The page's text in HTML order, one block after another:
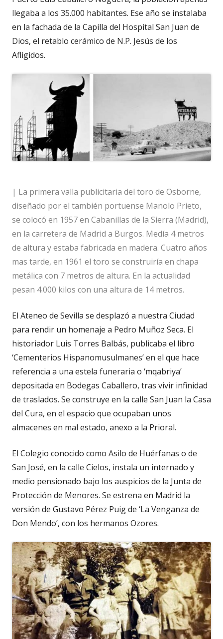
llegaba a los 35.000 habitantes. Ese año se instalaba
en la fachada de la Capilla del Hospital San Juan de
Dios, el retablo cerámico de N.P. Jesús de los
Afligidos.
| La primera valla publicitaria del toro de Osborne,
diseñado por el también portuense Manolo Prieto,
se colocó en 1957 en Cabanillas de la Sierra (Madrid),
en la carretera de Madrid a Burgos. Medía 4 metros
de altura y estaba fabricada en madera. Cuatro años
mas tarde, en 1961 el toro se construiría en chapa
metálica con 7 metros de altura. En la actualidad
pesan 4.000 kilos con una altura de 14 metros.
El Ateneo de Sevilla se desplazó a nuestra Ciudad
para rendir un homenaje a Pedro Muñoz Seca. El
historiador Luis Torres Balbás, publicaba el libro
‘Cementerios Hispanomusulmanes’ en el que hace
referencia a una estela funeraria o ‘mqabriya’
depositada en Bodegas Caballero, tras vivir infinidad
de traslados. Se construye en la calle San Juan la Casa
del Cura, en el espacio que ocupaban unos
almacenes en mal estado, anexo a la Prioral.
El Colegio conocido como Asilo de Huérfanas o de
San José, en la calle Cielos, instala un internado y
medio pensionado bajo los auspicios de la Junta de
Protección de Menores. Se estrena en Madrid la
versión de Gustavo Pérez Puig de ‘La Venganza de
Don Mendo’, con los hermanos Ozores.